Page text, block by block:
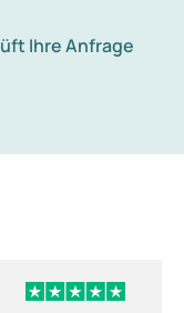
Ihre Anfrage